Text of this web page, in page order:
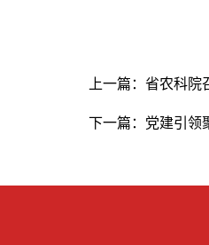
上一篇：省农科院
下一篇：党建引领